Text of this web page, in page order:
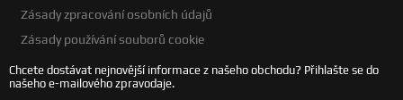
Zásady zpracování osobních údajů
Zásady používání souborů cookie
Chcete dostávat nejnovější informace z našeho obchodu? Přihlašte se do
našeho e-mailového zpravodaje.